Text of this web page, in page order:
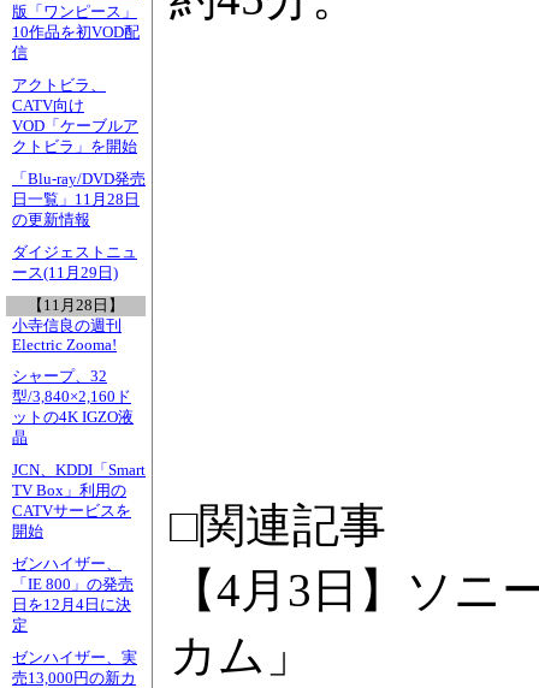
版「ワンピース」
10作品を初VOD配
信
アクトビラ、
CATV向け
VOD「ケーブルア
クトビラ」を開始
「Blu-ray/DVD発売
日一覧」11月28日
の更新情報
ダイジェストニュ
ース(11月29日)
【11月28日】
小寺信良の週刊
Electric Zooma!
シャープ、32
型/3,840×2,160ド
ットの4K IGZO液
晶
JCN、KDDI「Smart
TV Box」利用の
CATVサービスを
開始
ゼンハイザー、
「IE 800」の発売
日を12月4日に決
定
ゼンハイザー、実
売13,000円の新カ
□関連記事
【4月3日】ソ
カム」